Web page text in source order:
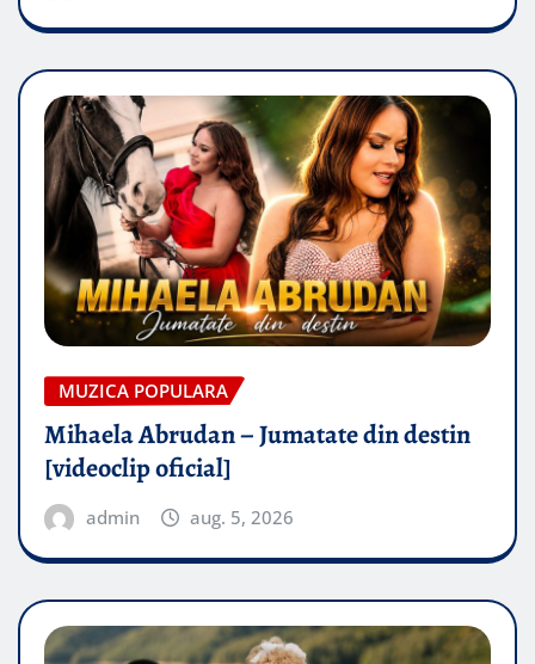
MUZICA POPULARA
Mihaela Abrudan – Jumatate din destin
[videoclip oficial]
admin aug. 5, 2026